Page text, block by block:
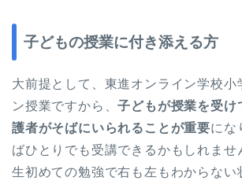
子どもの授業に付き添える方
大前提として、東進オンライン学校小
ン授業ですから、子どもが授業を受け
護者がそばにいられることが重要にな
ばひとりでも受講できるかもしれませ
生初めての勉強で右も左もわからない